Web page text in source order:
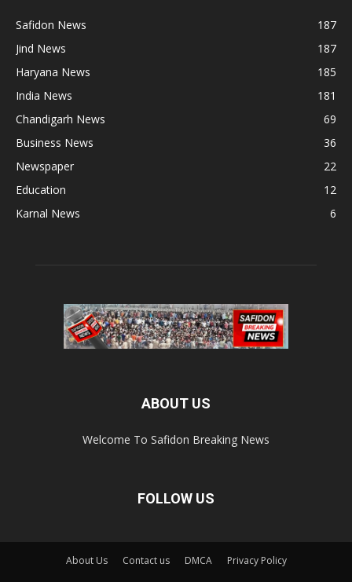
Safidon News
187
Jind News
187
Haryana News
185
India News
181
Chandigarh News
69
Business News
36
Newspaper
22
Education
12
Karnal News
6
ABOUT US
Welcome To Safidon Breaking News
FOLLOW US
About Us Contact us DMCA Privacy Policy